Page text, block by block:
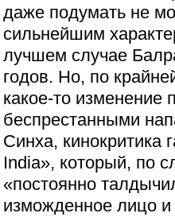
даже подумать не
сильнейшим
лучшем случае
годов. Но, по
какое-то изменение
беспрестанными
Синха, кинокритика
India», который, по
«постоянно
изможденное лицо